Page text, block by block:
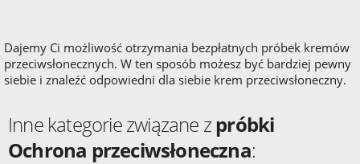
Dajemy Ci możliwość otrzymania bezpłatnych próbek kremów
przeciwsłonecznych. W ten sposób możesz być bardziej pewny
siebie i znaleźć odpowiedni dla siebie krem przeciwsłoneczny.
Inne kategorie związane zpróbki
Ochrona przeciwsłoneczna: